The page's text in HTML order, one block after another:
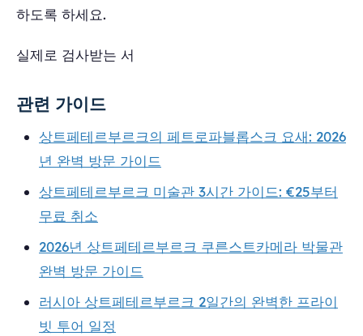
하도록 하세요.
실제로 검사받는 서
관련 가이드
상트페테르부르크의 페트로파블롭스크 요새: 2026
년 완벽 방문 가이드
상트페테르부르크 미술관 3시간 가이드: €25부터
무료 취소
2026년 상트페테르부르크 쿠른스트카메라 박물관
완벽 방문 가이드
러시아 상트페테르부르크 2일간의 완벽한 프라이
빗 투어 일정